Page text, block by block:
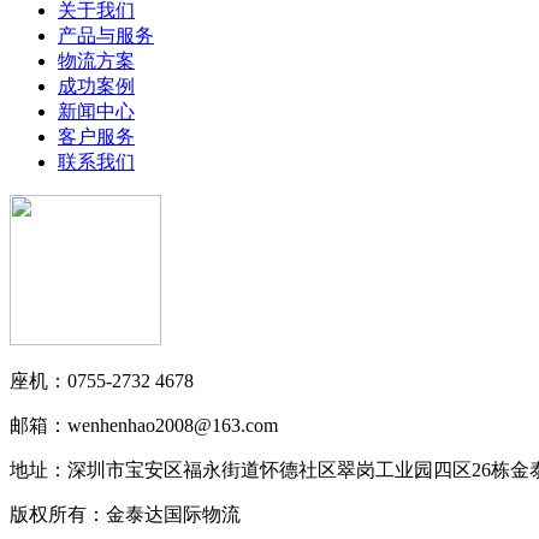
关于我们
产品与服务
物流方案
成功案例
新闻中心
客户服务
联系我们
座机：0755-2732 4678
邮箱：wenhenhao2008@163.com
地址：深圳市宝安区福永街道怀德社区翠岗工业园四区26栋金
版权所有：金泰达国际物流